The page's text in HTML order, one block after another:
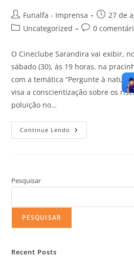
Funalfa - Imprensa
27 de
Uncategorized
0
O Cineclube Sarandira vai exibir,
sábado (30), às 19 horas, na
com a temática “Pergunte à
visa a conscientização sobre os
poluição no…
Continue Lendo
Pesquisar
PESQUISAR
Recent Posts